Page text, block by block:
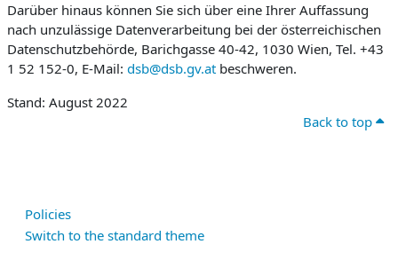
Darüber hinaus können Sie sich über eine Ihrer Auffassung
nach unzulässige Datenverarbeitung bei der österreichischen
Datenschutzbehörde, Barichgasse 40-42, 1030 Wien, Tel. +43
1 52 152-0, E-Mail: dsb@dsb.gv.at beschweren.
Stand: August 2022
Back to top
Policies
Switch to the standard theme